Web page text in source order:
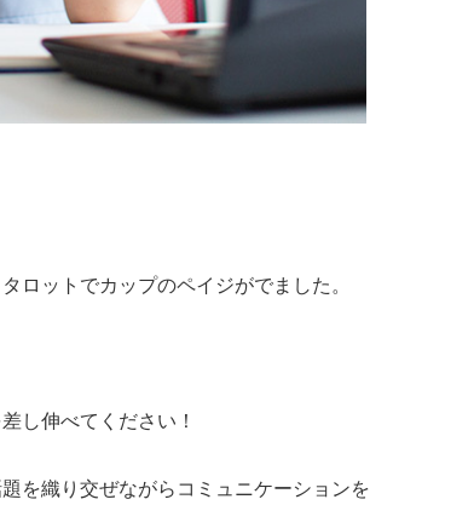
ロットでカップのペイジがでました。
し伸べてください！
を織り交ぜながらコミュニケーションを